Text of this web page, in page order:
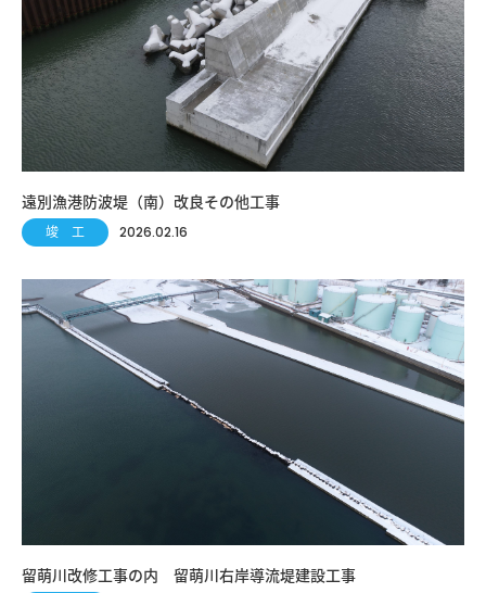
遠別漁港防波堤（南）改良その他工事
竣 工 2026.02.16
留萌川改修工事の内 留萌川右岸導流堤建設工事